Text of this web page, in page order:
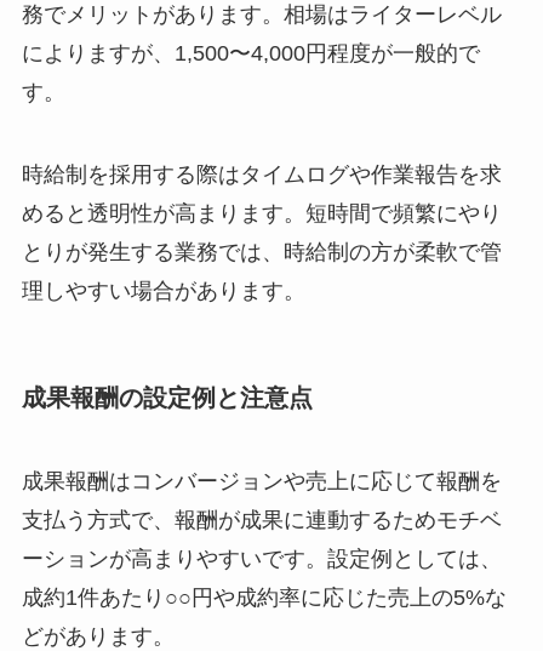
務でメリットがあります。相場はライターレベル
によりますが、1,500〜4,000円程度が一般的で
す。
時給制を採用する際はタイムログや作業報告を求
めると透明性が高まります。短時間で頻繁にやり
とりが発生する業務では、時給制の方が柔軟で管
理しやすい場合があります。
成果報酬の設定例と注意点
成果報酬はコンバージョンや売上に応じて報酬を
支払う方式で、報酬が成果に連動するためモチベ
ーションが高まりやすいです。設定例としては、
成約1件あたり○○円や成約率に応じた売上の5%な
どがあります。